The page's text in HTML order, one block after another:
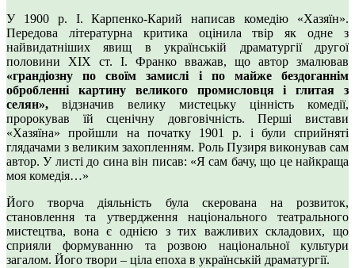
У 1900 р. І. Карпенко-Карий написав комедію «Хазяїн».
Передова літературна критика оцінила твір як одне з
найвидатніших явищ в українській драматургії другої
половини XIX ст. І. Франко вважав, що автор змалював
«грандіозну по своїм замислі і по майже бездоганнім
обробленні картину великого промисловця і глитая з
селян», відзначив велику мистецьку цінність комедії,
пророкував їй сценічну довговічність. Перші вистави
«Хазяїна» пройшли на початку 1901 р. і були сприйняті
глядачами з великим захопленням. Роль Пузиря виконував сам
автор. У листі до сина він писав: «Я сам бачу, що це найкраща
моя комедія…»
Його творча діяльність була скерована на розвиток,
становлення та утвердження національного театрального
мистецтва, вона є однією з тих важливих складових, що
сприяли формуванню та розвою національної культури
загалом. Його твори – ціла епоха в українській драматургії.